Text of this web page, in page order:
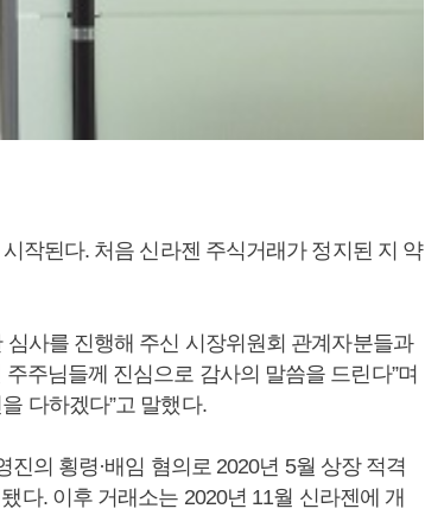
작된다. 처음 신라젠 주식거래가 정지된 지 약
사를 진행해 주신 시장위원회 관계자분들과
주님들께 진심으로 감사의 말씀을 드린다”며
다하겠다”고 말했다.
의 횡령·배임 혐의로 2020년 5월 상장 적격
다. 이후 거래소는 2020년 11월 신라젠에 개